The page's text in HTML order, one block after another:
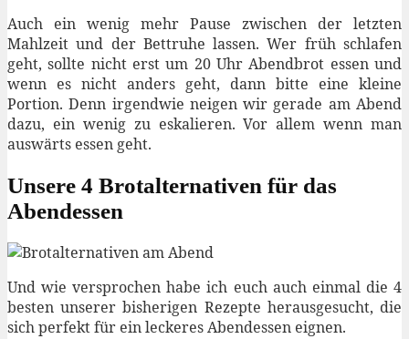
Auch ein wenig mehr Pause zwischen der letzten
Mahlzeit und der Bettruhe lassen. Wer früh schlafen
geht, sollte nicht erst um 20 Uhr Abendbrot essen und
wenn es nicht anders geht, dann bitte eine kleine
Portion. Denn irgendwie neigen wir gerade am Abend
dazu, ein wenig zu eskalieren. Vor allem wenn man
auswärts essen geht.
Unsere 4 Brotalternativen für das
Abendessen
Und wie versprochen habe ich euch auch einmal die 4
besten unserer bisherigen Rezepte herausgesucht, die
sich perfekt für ein leckeres Abendessen eignen.